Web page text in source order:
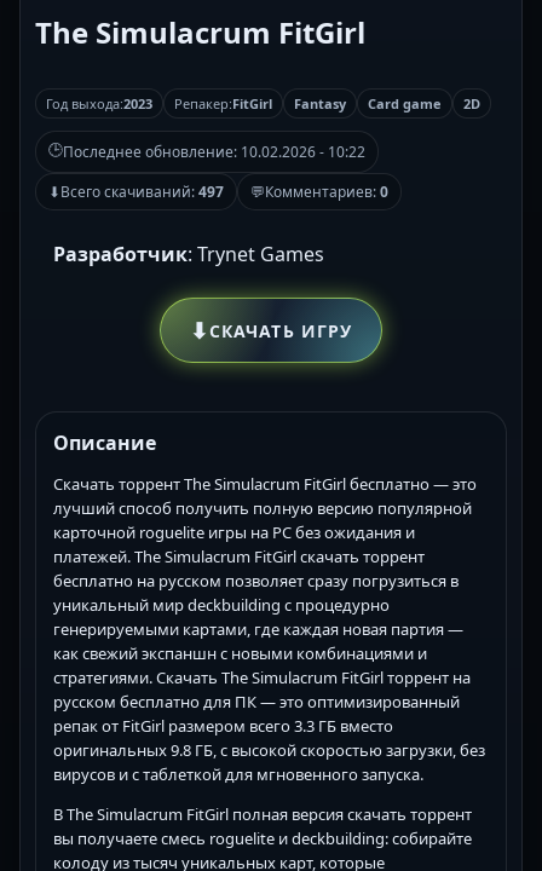
The Simulacrum FitGirl
Год выхода:2023 Репакер:FitGirl Fantasy Card game 2D
🕒Последнее обновление: 10.02.2026 - 10:22
⬇Всего скачиваний:497 💬Комментариев:0
Разработчик: Trynet Games
⬇СКАЧАТЬ ИГРУ
Описание
Скачать торрент The Simulacrum FitGirl бесплатно — это
лучший способ получить полную версию популярной
карточной roguelite игры на PC без ожидания и
платежей. The Simulacrum FitGirl скачать торрент
бесплатно на русском позволяет сразу погрузиться в
уникальный мир deckbuilding с процедурно
генерируемыми картами, где каждая новая партия —
как свежий экспаншн с новыми комбинациями и
стратегиями. Скачать The Simulacrum FitGirl торрент на
русском бесплатно для ПК — это оптимизированный
репак от FitGirl размером всего 3.3 ГБ вместо
оригинальных 9.8 ГБ, с высокой скоростью загрузки, без
вирусов и с таблеткой для мгновенного запуска.
В The Simulacrum FitGirl полная версия скачать торрент
вы получаете смесь roguelite и deckbuilding: собирайте
колоду из тысяч уникальных карт, которые